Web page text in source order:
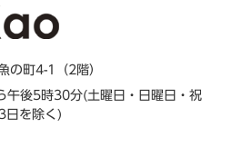
の町4-1（2階）
午後5時30分(土曜日・日曜日・祝
日を除く)